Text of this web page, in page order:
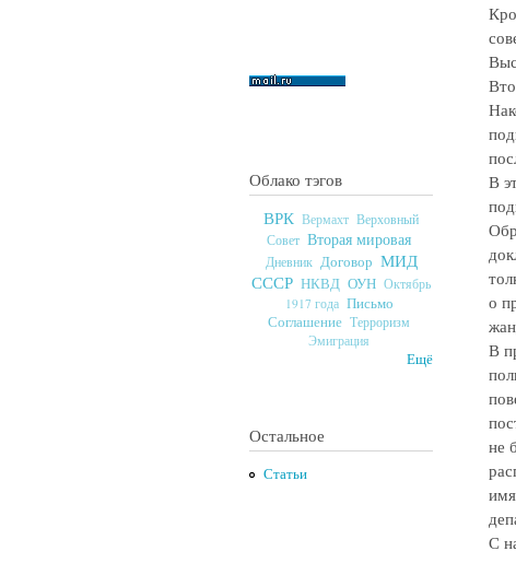
Облако тэгов
ВРК Вермахт Верховный
Совет Вторая мировая
Дневник Договор МИД
СССР НКВД ОУН Октябрь
1917 года Письмо
Соглашение Терроризм
Эмиграция
Ещё
Остальное
Статьи
В
о
В
не
С